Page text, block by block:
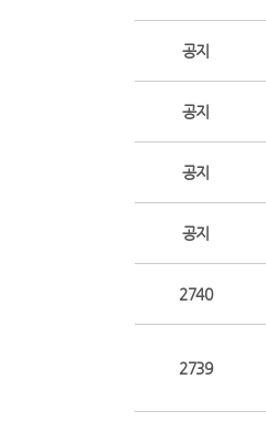
공지
공지
공지
공지
2740
2739